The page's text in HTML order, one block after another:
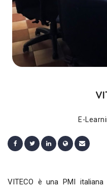
E-
VITECO è una PMI